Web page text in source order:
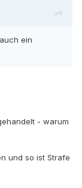
ein
- warum
und so ist Strafe